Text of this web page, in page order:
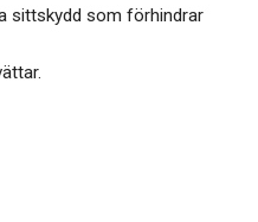
sittskydd som förhindrar